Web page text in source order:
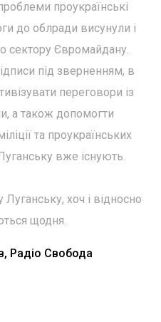
проукраїнські
до облради висунули і
сектору Євромайдану.
під зверненням, в
переговори із
а також допомогти
та проукраїнських
вже існують.
Луганську, хоч і відносно
щодня.
Радіо Свобода